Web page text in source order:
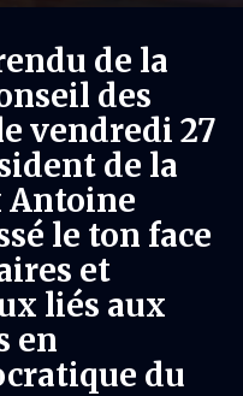
de la
des
vendredi 27
de la
Antoine
le ton face
et
liés aux
en
du